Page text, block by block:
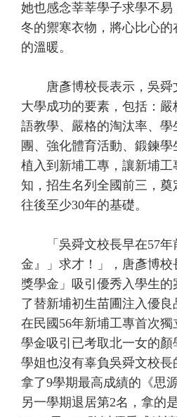
她也感念莘莘學子求學不易
冬的禦寒衣物，將心比心
的溫暖。
唐彥博校長表示，吳舜
大學成功的要素，包括：
語教學、嚴格的淘汰率、
團、強化體育活動、鍛鍊
植入到新埔工專，讓新埔工
知，招生名列全國前三，奠
往後至少30年的基礎。
「吳舜文校長早在57年
金』」求才！」，唐彥博
獎學金」吸引優秀入學生
了替新埔初生苗圃注入優
在民國56年新埔工專首次
學金吸引已考取北一女的
學姐也沒有辜負吳舜文校
拿了9學期最高成績的《思
另一學期退居第2名，拿的